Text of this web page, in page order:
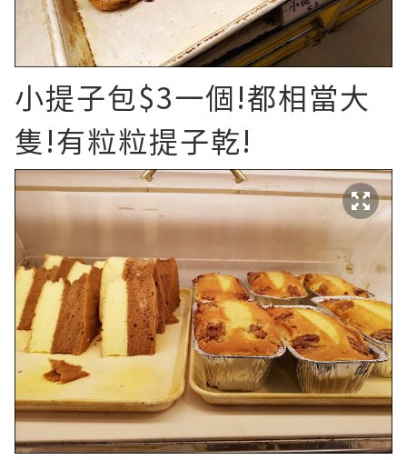
小提子包$3一個!都相當大
隻!有粒粒提子乾!